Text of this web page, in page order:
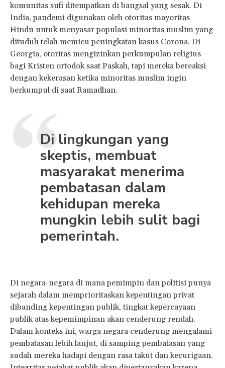
komunitas sufi ditempatkan di bangsal yang sesak. Di
India, pandemi digunakan oleh otoritas mayoritas
Hindu untuk menyasar populasi minoritas muslim yang
dituduh telah memicu peningkatan kasus Corona. Di
Georgia, otoritas mengizinkan perkumpulan religius
bagi Kristen ortodok saat Paskah, tapi mereka bereaksi
dengan kekerasan ketika minoritas muslim ingin
berkumpul di saat Ramadhan.
Di lingkungan yang
skeptis, membuat
masyarakat menerima
pembatasan dalam
kehidupan mereka
mungkin lebih sulit bagi
pemerintah.
Di negara-negara di mana pemimpin dan politisi punya
sejarah dalam memprioritaskan kepentingan privat
dibanding kepentingan publik, tingkat kepercayaan
publik atas kepemimpinan akan cenderung rendah.
Dalam konteks ini, warga negara cenderung mengalami
pembatasan lebih lanjut, di samping pembatasan yang
sudah mereka hadapi dengan rasa takut dan kecurigaan.